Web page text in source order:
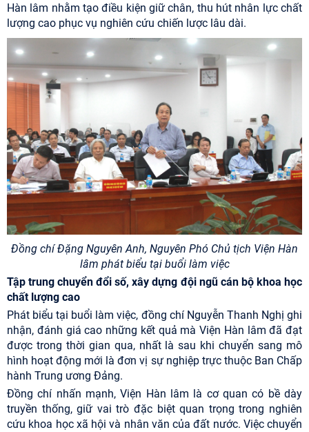
Hàn lâm nhằm tạo điều kiện giữ chân, thu hút nhân lực chất
lượng cao phục vụ nghiên cứu chiến lược lâu dài.
Đồng chíĐặng Nguyên Anh, Nguyên Phó Chủ tịch Viện Hàn
lâm phát biểu tại buổi làm việc
Tập trung chuyển đổi số, xây dựng đội ngũ cán bộ khoa học
chất lượng cao
Phát biểu tại buổi làm việc, đồng chí Nguyễn Thanh Nghị ghi
nhận, đánh giá cao những kết quả mà Viện Hàn lâm đã đạt
được trong thời gian qua, nhất là sau khi chuyển sang mô
hình hoạt động mới là đơn vị sự nghiệp trực thuộc Ban Chấp
hành Trung ương Đảng.
Đồng chí nhấn mạnh, Viện Hàn lâm là cơ quan có bề dày
truyền thống, giữ vai trò đặc biệt quan trọng trong nghiên
cứu khoa học xã hội và nhân văn của đất nước. Việc chuyển